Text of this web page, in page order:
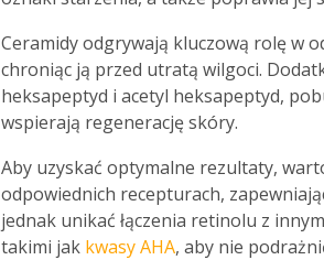
Ceramidy odgrywają kluczową rolę w
chroniąc ją przed utratą wilgoci.
heksapeptyd i acetyl heksapeptyd,
wspierają regenerację skóry.
Aby uzyskać optymalne rezultaty,
odpowiednich recepturach,
jednak unikać łączenia retinolu z
takimi jak kwasy AHA, aby nie